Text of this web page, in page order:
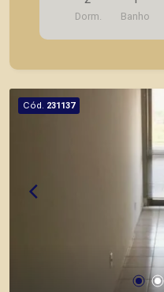
com agilidade e
de imóveis prontos,
Dorm. Banho
Cód. 231137